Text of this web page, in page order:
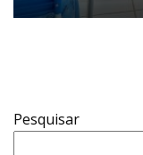
Pesquisar